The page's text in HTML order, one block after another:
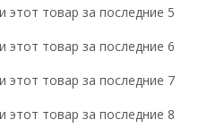
этот товар за последние 5
этот товар за последние 6
этот товар за последние 7
этот товар за последние 8